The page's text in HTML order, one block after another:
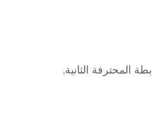
المحترفة الثانية,